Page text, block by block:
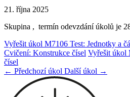
21. října 2025
Skupina , termín odevzdání úkolů je
Vyřešit úkol M7106 Test: Jednotky a
Cvičení: Konstrukce čísel Vyřešit úkol
čísel
← Předchozí úkol Další úkol →